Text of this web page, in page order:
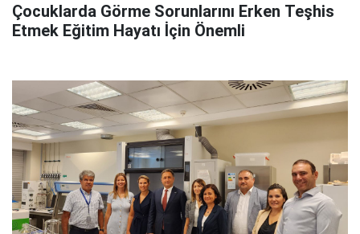
Çocuklarda Görme Sorunlarını Erken Teşhis
Etmek Eğitim Hayatı İçin Önemli